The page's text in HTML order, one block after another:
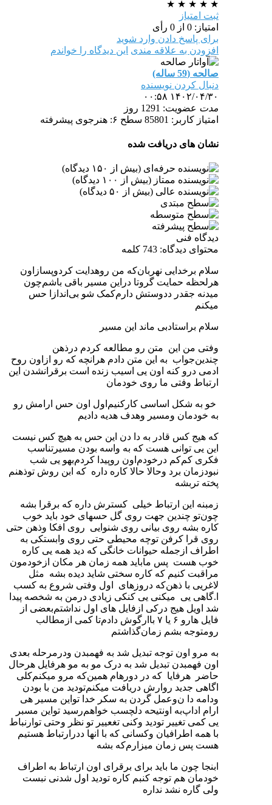
★
★
★
★
★
ثبت امتیاز
امتیاز: 0 از 0 رأی
برای پاسخ دادن وارد شوید
افزودن به علاقه مندی این دیدگاه را خواندم
صالحه (59 ساله)
دنبال کردن نویسنده
۱۴۰۲/۰۴/۳۰ ۰۰:۵۸
مدت عضویت: 1291 روز
امتیاز کاربر: 85801
سطح ۶: هنرجوی پیشرفته
نشان های دریافت شده
دیدگاه فنی
محتوای دیدگاه: 743 کلمه
سلام برخدایی نهربان‌که من روهدایت کردوپسازاون
هرلحظه حمایت گروتا دراین مسیر باقی باشم‌چون
میدنه جقدر ددوستش دارم‌کمک شو بی‌اندازا حس
میکنم
سلام براستادبی ماند این مسیر
وفتی من این متن رو مطالعه کردم درذهن
چندین‌جواب به این متن دادم هرانچه که رو ازاون روح
ادمی درو کنه اون یی اسیب زنده است برقرانشدن این
ارتباط وفتی ما روی خودمان
خو به شکل اساسی کارکنیم‌اول اون حس ارامش رو
به خودمان ومسیر وهدف هدیه دادیم‌
که هیج کس قادر به دا دن این حس به هیچ کس نیست
این یی توانی هست که به واسه بودن مسیرتناسب
فکری کم‌کم درخودم‌اون روپیدا کردم‌بهو یی شب
نبودزمان برد وحالا حالا کاره داره که ابن روش توذهنم
پخته تربشه
زمبنه این ارتباط خیلی کسترش داره که برقرا بشه
چون‌تو چندین جهت روی گل حسهای خود باید خوب
کاره بشه روی بیانی روی شنوایی روی افکا وذهن حتی
روی قرا کرفن توچه محیطی حتی روی وابستکی به
اطراف ازجمله حیوانات خانگی که دید همه یی کاره
خوب هست پس ماباید همه زمان هر مکان ازخودمون
مراقبت کنیم که کاره سختی شاید دیده بشه مثل
لاغریی با ذهن‌که دروزهای اول وفتی شروع به کسب
ا.گاهی یی میکنی یی کنکی زیادی درمن به شخصه پیدا
شد اویل هیج درکی ازفایل های اول نداشتم‌بعضی از
فایل هارو ۶ یا ۷ باارگوش دادم‌تا کمی ازمطالب
رومتوجه بشم زمان‌گذاشتم
به مرو اون توجه تبدیل شد به فهمبدن ودرمرحله بعدی
اون فهمبدن تبدیل شد به درک مو به مو هرفایل هرحال
حاضر هرفایا که در دورهام همین‌که مرو میکنم‌کلی
اگاهی جدید روارش دریافت میکنم‌تودید من با بودن
ودامه دا ن‌وعمل گردن به سکر خدا تواین مسیر هی
ارام اداپ‌به اونتیحه دلچسب خواهم‌رسید تواین مسبر
یی کمی تغییر تودید وکنی تغعییر تو نظر وحتی توارنباط
با همه اطرافیان وکسانی که با انها ددرارتباط هستیم
هست پس زمان میزارم‌که بشه
ابنجا چون ما باید برای برقرای اون ارتباط به اطراف
خودمان هم توجه کنبم کاره تودید اول شدنی نبست
ولی گاره نشد نداره